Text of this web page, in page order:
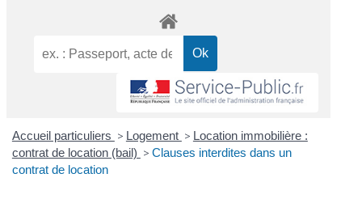
Accueil particuliers > Logement > Location immobilière :
contrat de location (bail) > Clauses interdites dans un
contrat de location